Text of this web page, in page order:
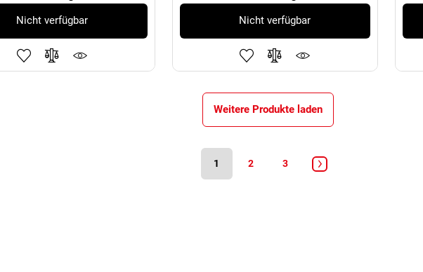
Nicht verfügbar Nicht verfügbar
Weitere Produkte laden
1 2 3